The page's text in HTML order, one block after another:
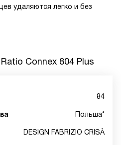
удаляются легко и без
Connex 804 Plus
84
Польша*
DESIGN FABRIZIO CRISÀ